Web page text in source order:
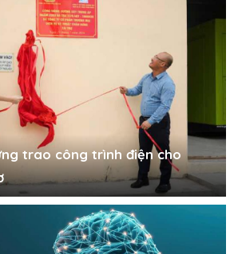
trao công trình điện cho